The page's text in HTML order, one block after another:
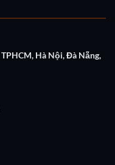
TPHCM, Hà Nội, Đà Nẵng,